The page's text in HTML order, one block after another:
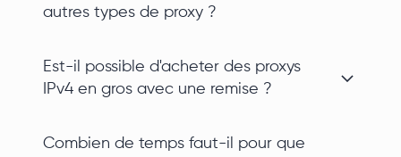
autres types de proxy ?
Est-il possible d'acheter des proxys
IPv4 en gros avec une remise ?
Combien de temps faut-il pour que